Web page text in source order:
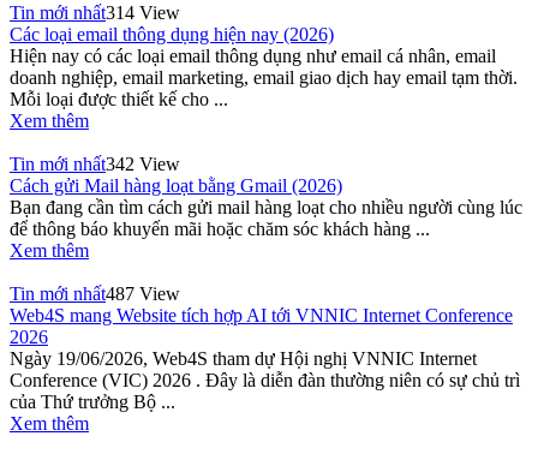
Tin mới nhất314 View
Các loại email thông dụng hiện nay (2026)
Hiện nay có các loại email thông dụng như email cá nhân, email
doanh nghiệp, email marketing, email giao dịch hay email tạm thời.
Mỗi loại được thiết kế cho ...
Xem thêm
Tin mới nhất342 View
Cách gửi Mail hàng loạt bằng Gmail (2026)
Bạn đang cần tìm cách gửi mail hàng loạt cho nhiều người cùng lúc
để thông báo khuyến mãi hoặc chăm sóc khách hàng ...
Xem thêm
Tin mới nhất487 View
Web4S mang Website tích hợp AI tới VNNIC Internet Conference
2026
Ngày 19/06/2026, Web4S tham dự Hội nghị VNNIC Internet
Conference (VIC) 2026 . Đây là diễn đàn thường niên có sự chủ trì
của Thứ trưởng Bộ ...
Xem thêm